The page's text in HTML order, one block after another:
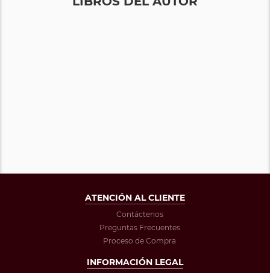
ATENCIÓN AL CLIENTE
Contáctenos
Preguntas Frecuentes
Proceso de Compra
INFORMACIÓN LEGAL